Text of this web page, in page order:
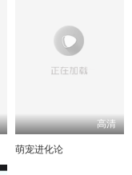
高清
萌宠进化论